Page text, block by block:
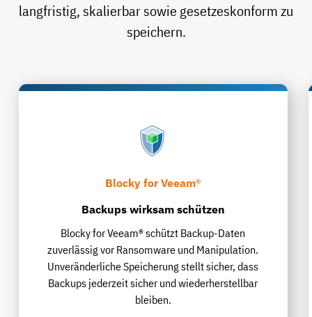
langfristig, skalierbar sowie gesetzeskonform zu
speichern.
Blocky for Veeam®
Backups wirksam schützen
Blocky for Veeam® schützt Backup-Daten
zuverlässig vor Ransomware und Manipulation.
Unveränderliche Speicherung stellt sicher, dass
Backups jederzeit sicher und wiederherstellbar
bleiben.